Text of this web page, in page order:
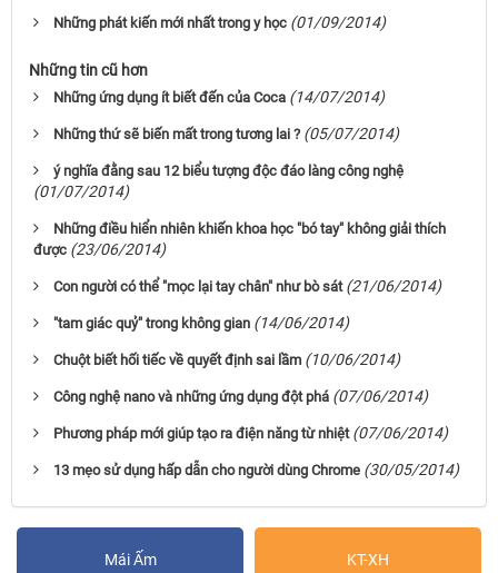
Những phát kiến mới nhất trong y học (01/09/2014)
Những tin cũ hơn
Những ứng dụng ít biết đến của Coca (14/07/2014)
Những thứ sẽ biến mất trong tương lai ? (05/07/2014)
ý nghĩa đằng sau 12 biểu tượng độc đáo làng công nghệ
(01/07/2014)
Những điều hiển nhiên khiến khoa học "bó tay" không giải thích
được (23/06/2014)
Con người có thể "mọc lại tay chân" như bò sát (21/06/2014)
"tam giác quỷ" trong không gian (14/06/2014)
Chuột biết hối tiếc về quyết định sai lầm (10/06/2014)
Công nghệ nano và những ứng dụng đột phá (07/06/2014)
Phương pháp mới giúp tạo ra điện năng từ nhiệt (07/06/2014)
13 mẹo sử dụng hấp dẫn cho người dùng Chrome (30/05/2014)
Mái Ấm KT-XH